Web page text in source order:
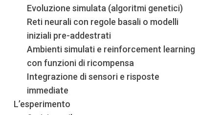
Evoluzione simulata (algoritmi genetici)
Reti neurali con regole basali o modelli
iniziali pre-addestrati
Ambienti simulati e reinforcement learning
con funzioni di ricompensa
Integrazione di sensori e risposte
immediate
L’esperimento